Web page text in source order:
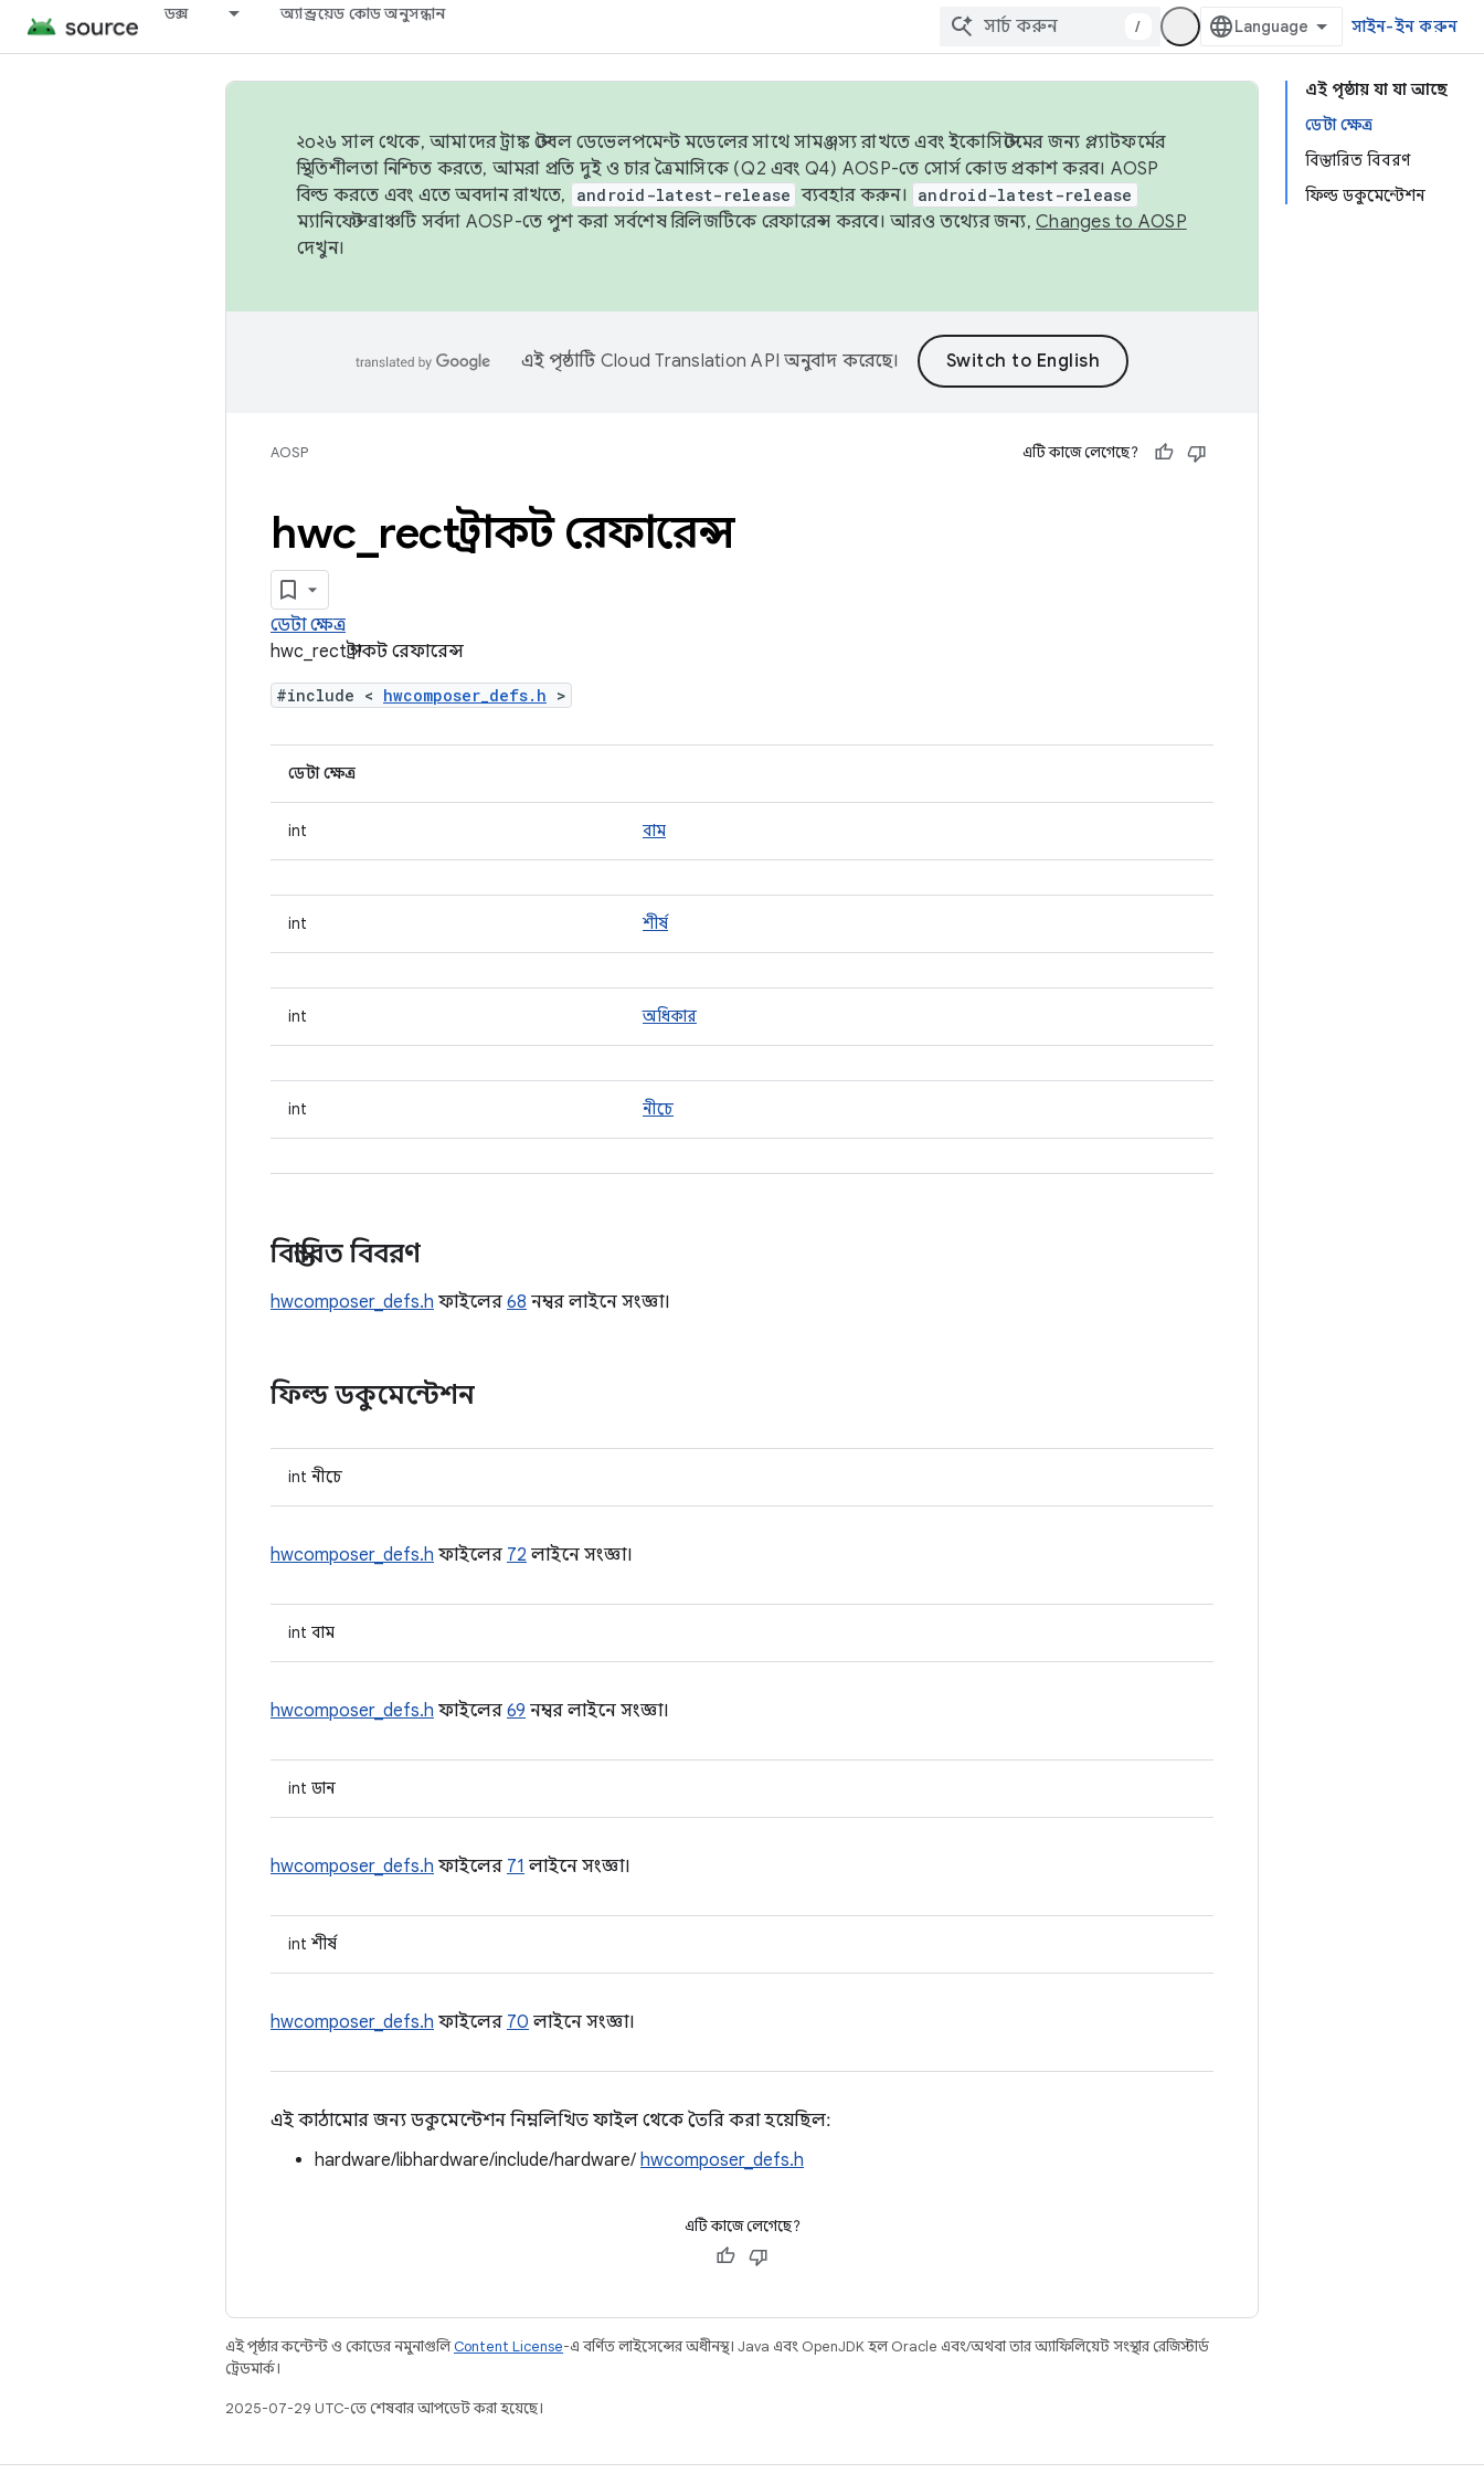
ডক্স অ্যান্ড্রয়েড কোড অনুসন্ধান
/ সাইন-ইন করুন
এই পৃষ্ঠায় যা যা আছে
ডেটা ক্ষেত্র
বিস্তারিত বিবরণ
ফিল্ড ডকুমেন্টেশন
২০২৬ সাল থেকে, আমাদের ট্রাঙ্ক স্টেবল ডেভেলপমেন্ট মডেলের সাথে সামঞ্জস্য রাখতে এবং ইকোসিস্টেমের জন্য প্ল্যাটফর্মের
স্থিতিশীলতা নিশ্চিত করতে, আমরা প্রতি দুই ও চার ত্রৈমাসিকে (Q2 এবং Q4) AOSP-তে সোর্স কোড প্রকাশ করব। AOSP
বিল্ড করতে এবং এতে অবদান রাখতে,
android-latest-release ব্যবহার করুন। android-latest-release
ম্যানিফেস্ট ব্রাঞ্চটি সর্বদা AOSP-তে পুশ করা সর্বশেষ রিলিজটিকে রেফারেন্স করবে। আরও তথ্যের জন্য, Changes to AOSP
দেখুন।
এই পৃষ্ঠাটি Cloud Translation API অনুবাদ করেছে।
AOSP এটি কাজে লেগেছে?
hwc rect স্ট্রাকট রেফারেন্স
ডেটা ক্ষেত্র
hwc_rect স্ট্রাকট রেফারেন্স
#include < hwcomposer_defs.h >
ডেটা ক্ষেত্র
int বাম
int শীর্ষ
int অধিকার
int নীচে
বিস্তারিত বিবরণ
hwcomposer_defs.h ফাইলের 68 নম্বর লাইনে সংজ্ঞা।
ফিল্ড ডকুমেন্টেশন
int নীচে
hwcomposer_defs.h ফাইলের 72 লাইনে সংজ্ঞা।
int বাম
hwcomposer_defs.h ফাইলের 69 নম্বর লাইনে সংজ্ঞা।
int ডান
hwcomposer_defs.h ফাইলের 71 লাইনে সংজ্ঞা।
int শীর্ষ
hwcomposer_defs.h ফাইলের 70 লাইনে সংজ্ঞা।
এই কাঠামোর জন্য ডকুমেন্টেশন নিম্নলিখিত ফাইল থেকে তৈরি করা হয়েছিল:
hardware/libhardware/include/hardware/ hwcomposer_defs.h
এটি কাজে লেগেছে?
এই পৃষ্ঠার কন্টেন্ট ও কোডের নমুনাগুলিContent License-এ বর্ণিত লাইসেন্সের অধীনস্থ। Java এবং OpenJDK হল Oracle এবং/অথবা তার অ্যাফিলিয়েট সংস্থার রেজিস্টার্ড
ট্রেডমার্ক।
2025-07-29 UTC-তে শেষবার আপডেট করা হয়েছে।